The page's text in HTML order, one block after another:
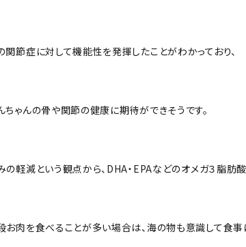
関節症に対して機能性を発揮したことがわかっており、
ちゃんの骨や関節の健康に期待ができそうです。
の軽減という観点から、DHA・EPAなどのオメガ３脂肪
お肉を食べることが多い場合は、海の物も意識して食